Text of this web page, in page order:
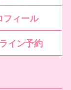
フィール
イン予約